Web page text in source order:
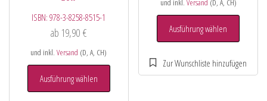
ISBN:978-3-8258-8515-1
ab 19,90€
und inkl.Versand (D, A, CH)
Ausführung wählen
und inkl. Versand (D, A, CH)
Ausführung wählen